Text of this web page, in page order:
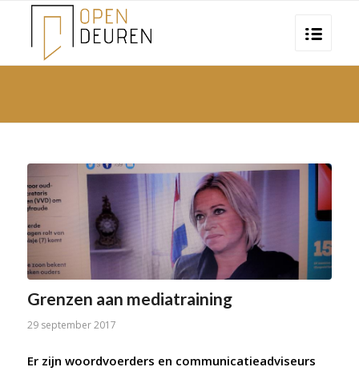
Grenzen aan mediatraining
29 september 2017
Er zijn woordvoerders en communicatieadviseurs